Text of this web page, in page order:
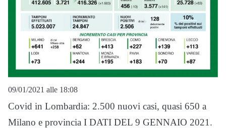
09/01/2021 alle 18:08
Covid in Lombardia: 2.500 nuovi casi, quasi 650 a
Milano e provincia I DATI DEL 9 GENNAIO 2021.